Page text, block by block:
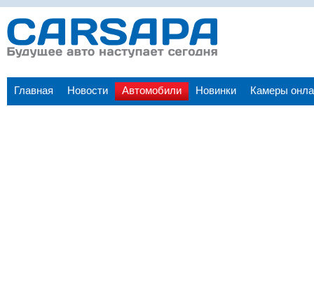
Главная Новости Автомобили Новинки Камеры